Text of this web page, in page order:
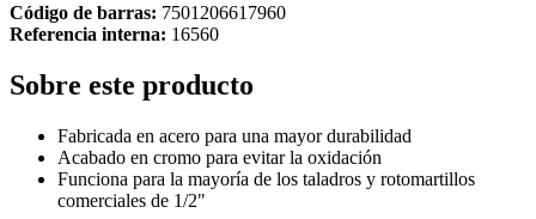
Código de barras: 7501206617960
Referencia interna: 16560
Sobre este producto
Fabricada en acero para una mayor durabilidad
Acabado en cromo para evitar la oxidación
Funciona para la mayoría de los taladros y rotomartillos
comerciales de 1/2"